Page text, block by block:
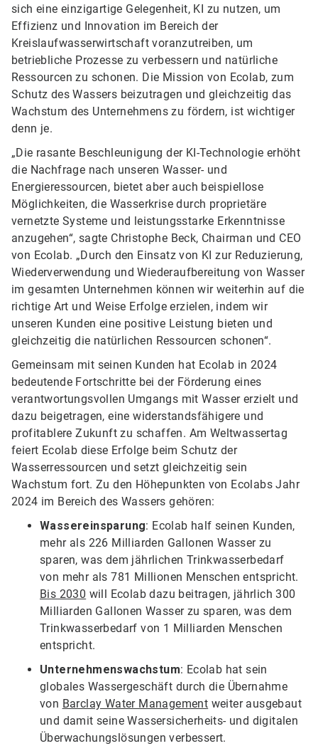
sich eine einzigartige Gelegenheit, KI zu nutzen, um
Effizienz und Innovation im Bereich der
Kreislaufwasserwirtschaft voranzutreiben, um
betriebliche Prozesse zu verbessern und natürliche
Ressourcen zu schonen. Die Mission von Ecolab, zum
Schutz des Wassers beizutragen und gleichzeitig das
Wachstum des Unternehmens zu fördern, ist wichtiger
denn je.
„Die rasante Beschleunigung der KI-Technologie erhöht
die Nachfrage nach unseren Wasser- und
Energieressourcen, bietet aber auch beispiellose
Möglichkeiten, die Wasserkrise durch proprietäre
vernetzte Systeme und leistungsstarke Erkenntnisse
anzugehen“, sagte Christophe Beck, Chairman und CEO
von Ecolab. „Durch den Einsatz von KI zur Reduzierung,
Wiederverwendung und Wiederaufbereitung von Wasser
im gesamten Unternehmen können wir weiterhin auf die
richtige Art und Weise Erfolge erzielen, indem wir
unseren Kunden eine positive Leistung bieten und
gleichzeitig die natürlichen Ressourcen schonen“.
Gemeinsam mit seinen Kunden hat Ecolab in 2024
bedeutende Fortschritte bei der Förderung eines
verantwortungsvollen Umgangs mit Wasser erzielt und
dazu beigetragen, eine widerstandsfähigere und
profitablere Zukunft zu schaffen. Am Weltwassertag
feiert Ecolab diese Erfolge beim Schutz der
Wasserressourcen und setzt gleichzeitig sein
Wachstum fort. Zu den Höhepunkten von Ecolabs Jahr
2024 im Bereich des Wassers gehören:
Wassereinsparung: Ecolab half seinen Kunden,
mehr als 226 Milliarden Gallonen Wasser zu
sparen, was dem jährlichen Trinkwasserbedarf
von mehr als 781 Millionen Menschen entspricht.
Bis 2030 will Ecolab dazu beitragen, jährlich 300
Milliarden Gallonen Wasser zu sparen, was dem
Trinkwasserbedarf von 1 Milliarden Menschen
entspricht.
Unternehmenswachstum: Ecolab hat sein
globales Wassergeschäft durch die Übernahme
von Barclay Water Management weiter ausgebaut
und damit seine Wassersicherheits- und digitalen
Überwachungslösungen verbessert.